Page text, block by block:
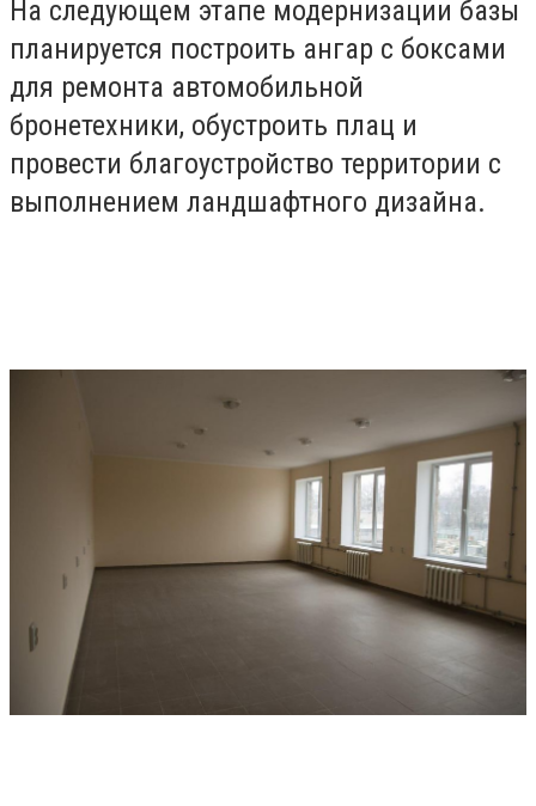
На следующем этапе модернизации базы
планируется построить ангар с боксами
для ремонта автомобильной
бронетехники, обустроить плац и
провести благоустройство территории с
выполнением ландшафтного дизайна.